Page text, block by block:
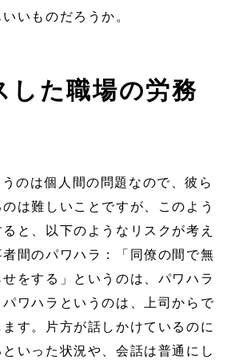
いものだろうか。
した職場の労務
のは個人間の問題なので、彼ら
は難しいことですが、このよう
と、以下のようなリスクが考え
間のパワハラ：「同僚の間で無
をする」というのは、パワハラ
ワハラというのは、上司からで
す。片方が話しかけているのに
いった状況や、会話は普通にし